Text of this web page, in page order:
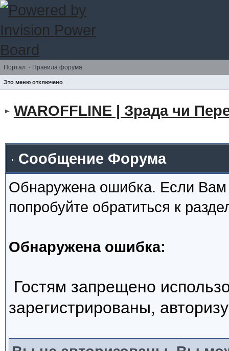
Портал · Правила форума
Это меню отключено
WAROFFLINE | Зрада чи
Сообщение Форума
Обнаружена ошибка. Если
попробуйте обратиться к
Обнаружена ошибка:
Гостям запрещено
зарегистрированы,